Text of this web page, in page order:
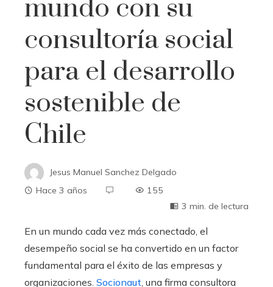
mundo con su
consultoría social
para el desarrollo
sostenible de
Chile
Jesus Manuel Sanchez Delgado
Hace 3 años
155
3 min. de lectura
En un mundo cada vez más conectado, el
desempeño social se ha convertido en un factor
fundamental para el éxito de las empresas y
organizaciones. Socionaut, una firma consultora